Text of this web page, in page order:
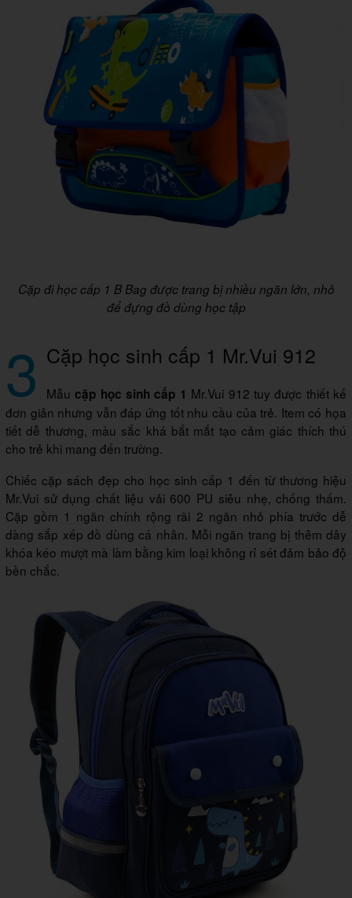
Cặp đi học cấp 1 B Bag được trang bị nhiều ngăn lớn, nhỏ
để đựng đồ dùng học tập
3 Cặp học sinh cấp 1 Mr.Vui 912
Mẫu cặp học sinh cấp 1 Mr.Vui 912 tuy được thiết kế
đơn giản nhưng vẫn đáp ứng tốt nhu cầu của trẻ. Item có họa
tiết dễ thương, màu sắc khá bắt mắt tạo cảm giác thích thú
cho trẻ khi mang đến trường.
Chiếc cặp sách đẹp cho học sinh cấp 1 đến từ thương hiệu
Mr.Vui sử dụng chất liệu vải 600 PU siêu nhẹ, chống thấm.
Cặp gồm 1 ngăn chính rộng rãi 2 ngăn nhỏ phía trước dễ
dàng sắp xếp đồ dùng cá nhân. Mỗi ngăn trang bị thêm dây
khóa kéo mượt mà làm bằng kim loại không rỉ sét đảm bảo độ
bền chắc.